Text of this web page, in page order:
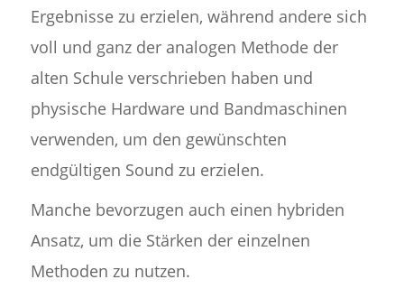
Ergebnisse zu erzielen, während andere sich
voll und ganz der analogen Methode der
alten Schule verschrieben haben und
physische Hardware und Bandmaschinen
verwenden, um den gewünschten
endgültigen Sound zu erzielen.
Manche bevorzugen auch einen hybriden
Ansatz, um die Stärken der einzelnen
Methoden zu nutzen.